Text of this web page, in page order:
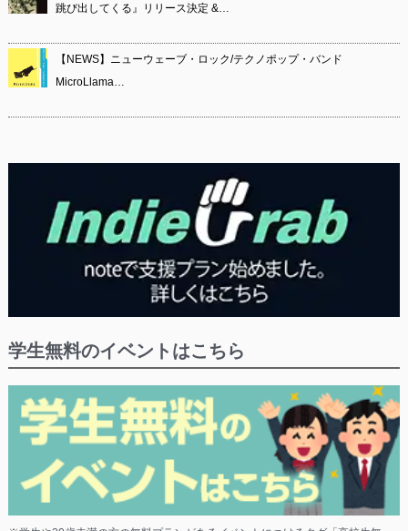
跳び出してくる』リリース決定 &…
【NEWS】ニューウェーブ・ロック/テクノポップ・バンド
MicroLlama…
学生無料のイベントはこちら